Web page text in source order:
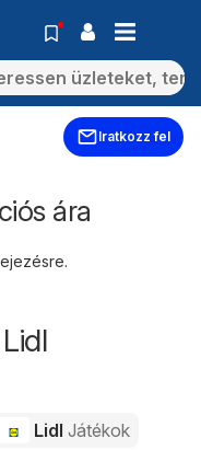
Iratkozz fel
ára
LidlJátékok